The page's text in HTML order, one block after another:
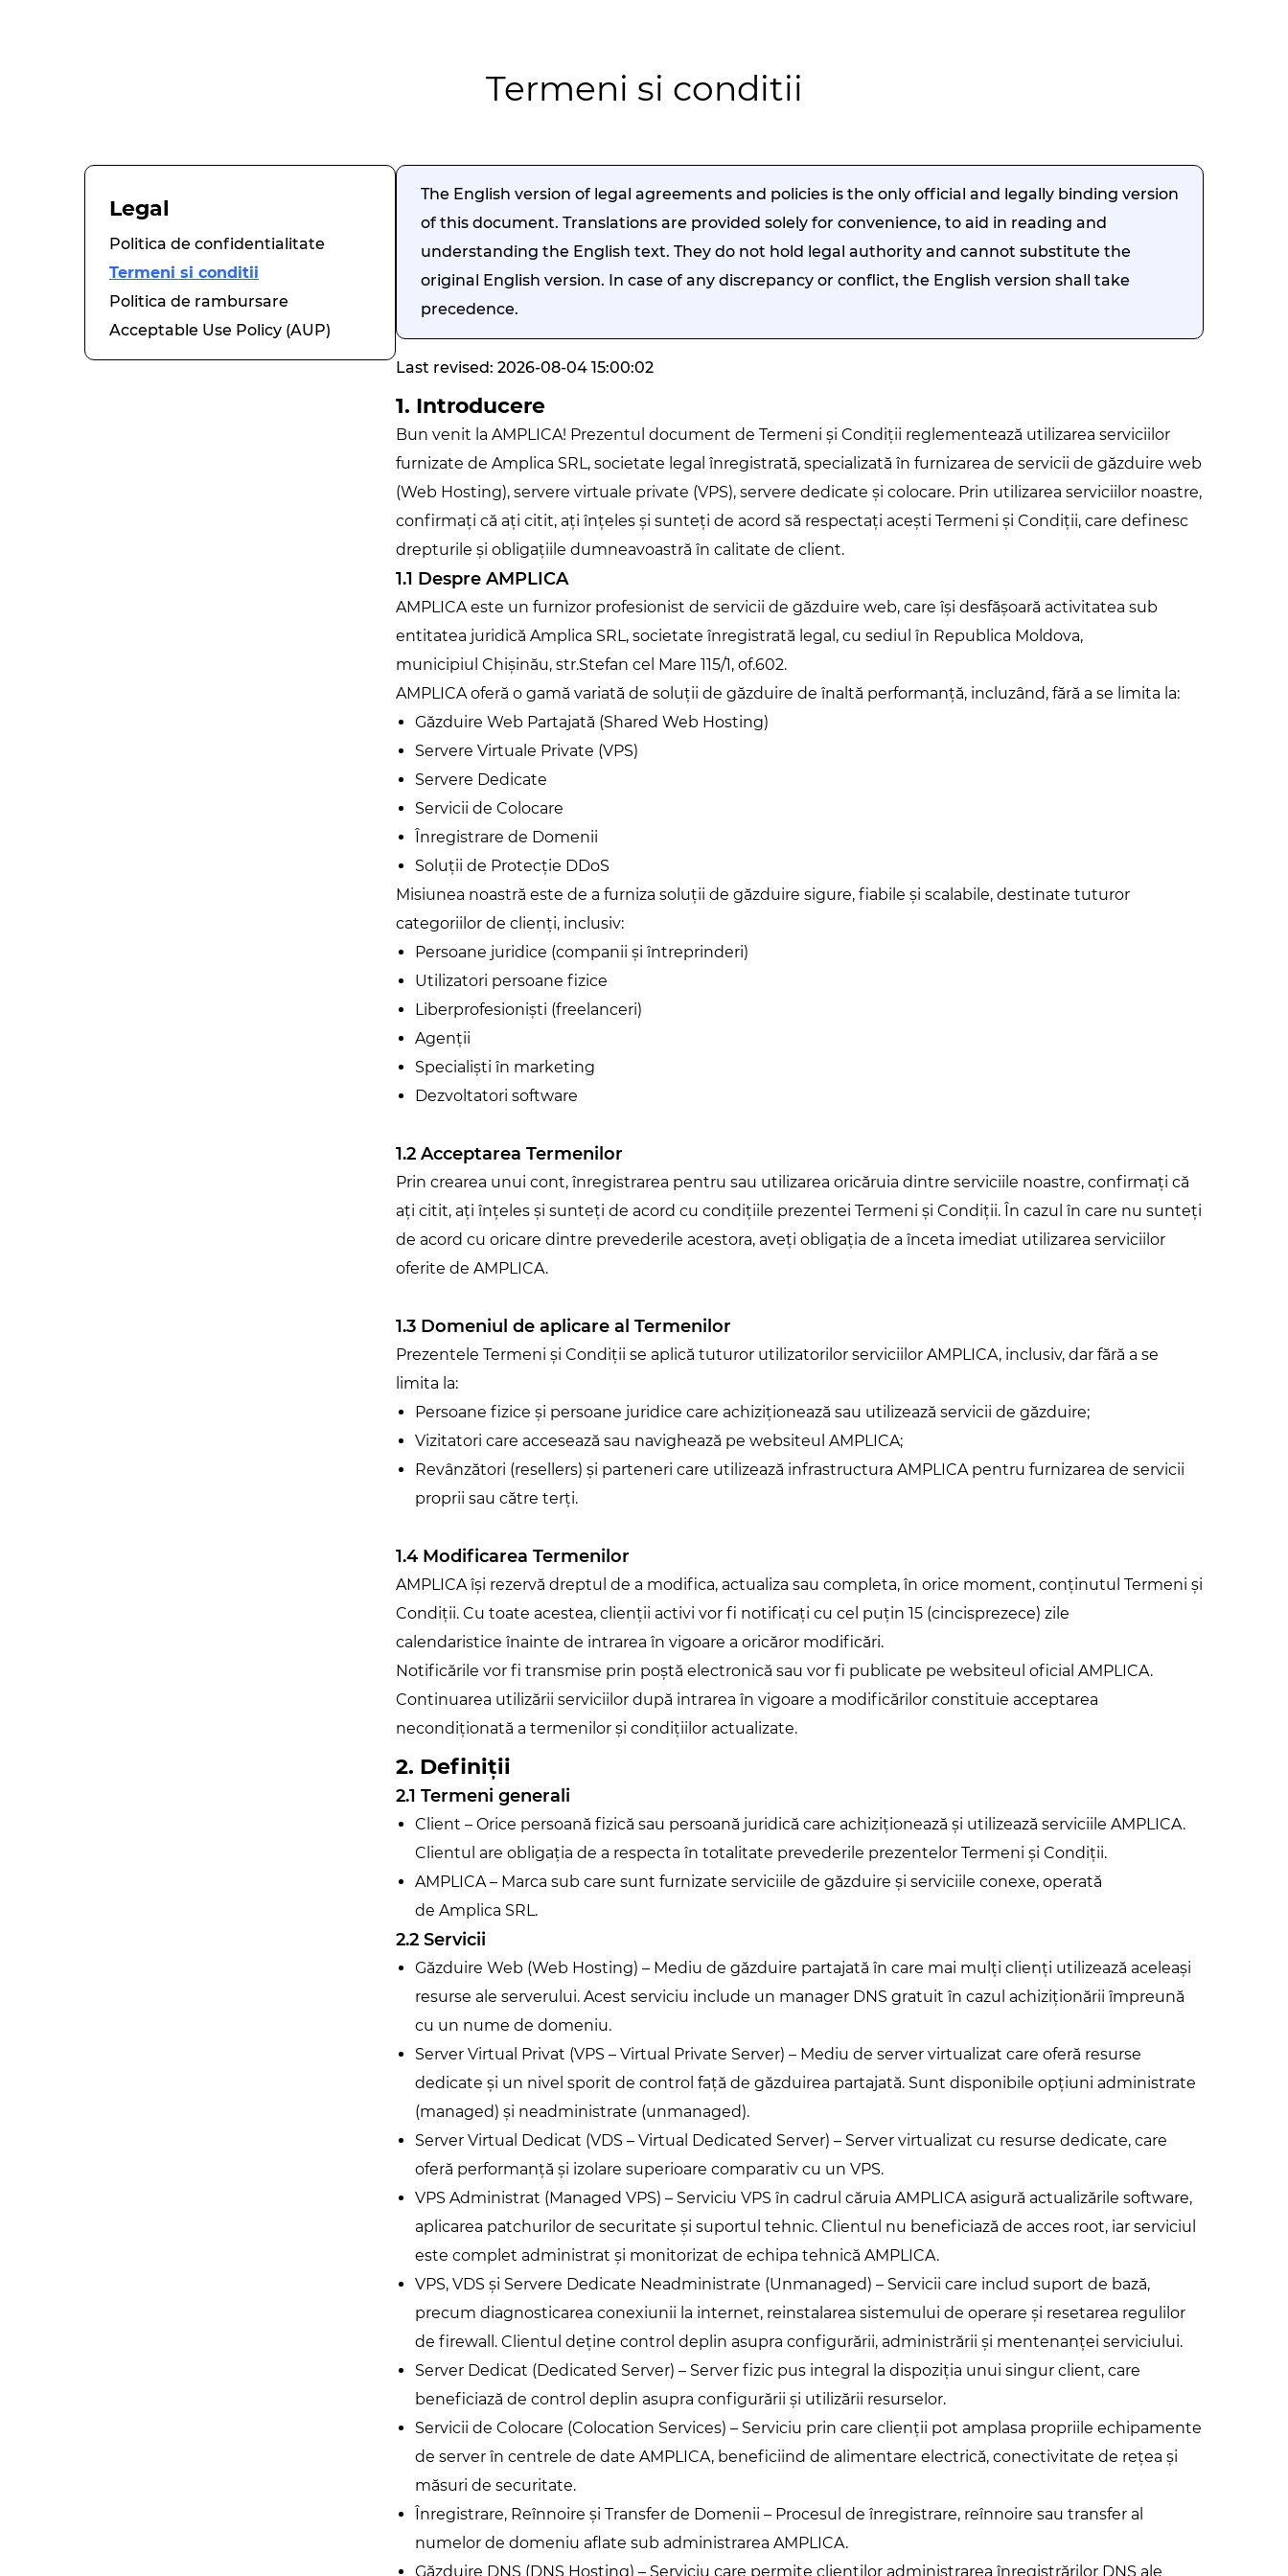
Termeni si conditii
Legal
Politica de confidentialitate
Termeni si conditii
Politica de rambursare
Acceptable Use Policy (AUP)
The English version of legal agreements and policies is the only official and legally binding version
of this document. Translations are provided solely for convenience, to aid in reading and
understanding the English text. They do not hold legal authority and cannot substitute the
original English version. In case of any discrepancy or conflict, the English version shall take
precedence.
Last revised: 2026-08-04 15:00:02
1. Introducere
Bun venit la AMPLICA! Prezentul document de Termeni și Condiții reglementează utilizarea serviciilor
furnizate de Amplica SRL, societate legal înregistrată, specializată în furnizarea de servicii de găzduire web
(Web Hosting), servere virtuale private (VPS), servere dedicate și colocare. Prin utilizarea serviciilor noastre,
confirmați că ați citit, ați înțeles și sunteți de acord să respectați acești Termeni și Condiții, care definesc
drepturile și obligațiile dumneavoastră în calitate de client.
1.1 Despre AMPLICA
AMPLICA este un furnizor profesionist de servicii de găzduire web, care își desfășoară activitatea sub
entitatea juridică Amplica SRL, societate înregistrată legal, cu sediul în Republica Moldova,
municipiul Chișinău, str.Stefan cel Mare 115/1, of.602.
AMPLICA oferă o gamă variată de soluții de găzduire de înaltă performanță, incluzând, fără a se limita la:
Găzduire Web Partajată (Shared Web Hosting)
Servere Virtuale Private (VPS)
Servere Dedicate
Servicii de Colocare
Înregistrare de Domenii
Soluții de Protecție DDoS
Misiunea noastră este de a furniza soluții de găzduire sigure, fiabile și scalabile, destinate tuturor
categoriilor de clienți, inclusiv:
Persoane juridice (companii și întreprinderi)
Utilizatori persoane fizice
Liberprofesioniști (freelanceri)
Agenții
Specialiști în marketing
Dezvoltatori software
1.2 Acceptarea Termenilor
Prin crearea unui cont, înregistrarea pentru sau utilizarea oricăruia dintre serviciile noastre, confirmați că
ați citit, ați înțeles și sunteți de acord cu condițiile prezentei Termeni și Condiții. În cazul în care nu sunteți
de acord cu oricare dintre prevederile acestora, aveți obligația de a înceta imediat utilizarea serviciilor
oferite de AMPLICA.
1.3 Domeniul de aplicare al Termenilor
Prezentele Termeni și Condiții se aplică tuturor utilizatorilor serviciilor AMPLICA, inclusiv, dar fără a se
limita la:
Persoane fizice și persoane juridice care achiziționează sau utilizează servicii de găzduire;
Vizitatori care accesează sau navighează pe websiteul AMPLICA;
Revânzători (resellers) și parteneri care utilizează infrastructura AMPLICA pentru furnizarea de servicii
proprii sau către terți.
1.4 Modificarea Termenilor
AMPLICA își rezervă dreptul de a modifica, actualiza sau completa, în orice moment, conținutul Termeni și
Condiții. Cu toate acestea, clienții activi vor fi notificați cu cel puțin 15 (cincisprezece) zile
calendaristice înainte de intrarea în vigoare a oricăror modificări.
Notificările vor fi transmise prin poștă electronică sau vor fi publicate pe websiteul oficial AMPLICA.
Continuarea utilizării serviciilor după intrarea în vigoare a modificărilor constituie acceptarea
necondiționată a termenilor și condițiilor actualizate.
2. Definiții
2.1 Termeni generali
Client – Orice persoană fizică sau persoană juridică care achiziționează și utilizează serviciile AMPLICA.
Clientul are obligația de a respecta în totalitate prevederile prezentelor Termeni și Condiții.
AMPLICA – Marca sub care sunt furnizate serviciile de găzduire și serviciile conexe, operată
de Amplica SRL.
2.2 Servicii
Găzduire Web (Web Hosting) – Mediu de găzduire partajată în care mai mulți clienți utilizează aceleași
resurse ale serverului. Acest serviciu include un manager DNS gratuit în cazul achiziționării împreună
cu un nume de domeniu.
Server Virtual Privat (VPS – Virtual Private Server) – Mediu de server virtualizat care oferă resurse
dedicate și un nivel sporit de control față de găzduirea partajată. Sunt disponibile opțiuni administrate
(managed) și neadministrate (unmanaged).
Server Virtual Dedicat (VDS – Virtual Dedicated Server) – Server virtualizat cu resurse dedicate, care
oferă performanță și izolare superioare comparativ cu un VPS.
VPS Administrat (Managed VPS) – Serviciu VPS în cadrul căruia AMPLICA asigură actualizările software,
aplicarea patchurilor de securitate și suportul tehnic. Clientul nu beneficiază de acces root, iar serviciul
este complet administrat și monitorizat de echipa tehnică AMPLICA.
VPS, VDS și Servere Dedicate Neadministrate (Unmanaged) – Servicii care includ suport de bază,
precum diagnosticarea conexiunii la internet, reinstalarea sistemului de operare și resetarea regulilor
de firewall. Clientul deține control deplin asupra configurării, administrării și mentenanței serviciului.
Server Dedicat (Dedicated Server) – Server fizic pus integral la dispoziția unui singur client, care
beneficiază de control deplin asupra configurării și utilizării resurselor.
Servicii de Colocare (Colocation Services) – Serviciu prin care clienții pot amplasa propriile echipamente
de server în centrele de date AMPLICA, beneficiind de alimentare electrică, conectivitate de rețea și
măsuri de securitate.
Înregistrare, Reînnoire și Transfer de Domenii – Procesul de înregistrare, reînnoire sau transfer al
numelor de domeniu aflate sub administrarea AMPLICA.
Găzduire DNS (DNS Hosting) – Serviciu care permite clienților administrarea înregistrărilor DNS ale